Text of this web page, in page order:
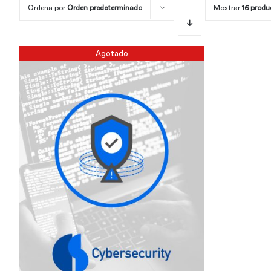
Ordena por Orden predeterminado Mostrar 16
Agotado